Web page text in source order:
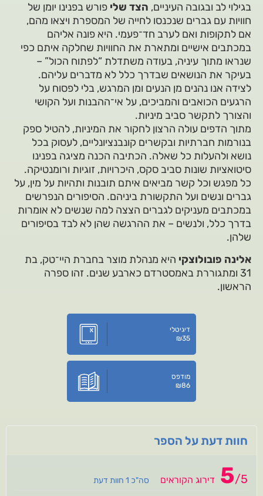
בגילוי לב ובגובה העיניים, הצד שלי פורש בפנינו יומן של
חוויות עם גברים שנכנסו לחייה של המספרת ויצאו מהם,
אם לתקופות ואם לערב חד־פעמי. היא פונה אליהם
במכתבים אישיים ומתארת את החוויות שחלקה איתם כפי
שנראו מתוך עיניה, בעודה משתדלת “לפתוח הכול” –
בעיקר את הנושאים שבדרך כלל לא מדברים עליהם.
לצידה אנו נהנים מן הנעים ומן המרגש, בלי לפסוח על
הרגעים הכואבים והמביכים, על אי־ההבנות ועל הקושי
והצורך לתקשר סביב מיניות.
מתוך הדפים עולה הרצון לחקור את המיניות, להטיל ספק
בנורמות חברתיות ובקשרים קונבנציונליים, לעסוק בכל
נושא ולהעלות כל שאלה. הכתיבה הכנה מציגה בפנינו
סיטואציות שונות סביב סקס, היכרויות, זוגיות ורומנטיקה.
כל מפגש וכל קשר מביאים איתם תובנות ותהיות על מין, על
גברים ונשים ועל התקשורת ביניהם. הסיפורים הנפרשים
במכתבים מעניקים לגברים הצצה למה שנשים לא אומרות
בדרך כלל, ולנשים – את ההרגשה שהן לא לבד בסיפורים
שלהן.
אלינה פובולוצקי היא מנהלת מוצר בחברת היי־טק, בת
31 ומתגוררת באמסטרדם כארבע שנים. זהו ספרה
הראשון.
דיגיטלי
₪35
מודפס
₪86
חוות דעת על הספר
5/5 דירוג הקוראים סה"כ 1 חוות דעת